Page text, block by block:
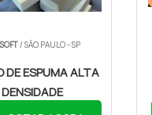
/ SÃO PAULO - SP
DE ESPUMA ALTA
DENSIDADE